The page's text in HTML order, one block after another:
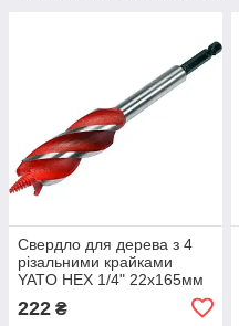
Свердло для дерева з 4
різальними крайками
YATO HEX 1/4" 22х165мм
222 ₴